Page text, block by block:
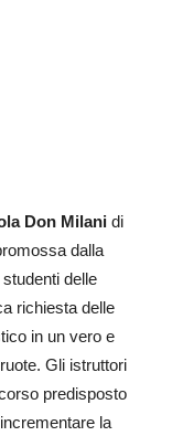
Don Milanidi
dalla
delle
richiesta delle
in un vero e
Gli istruttori
predisposto
la